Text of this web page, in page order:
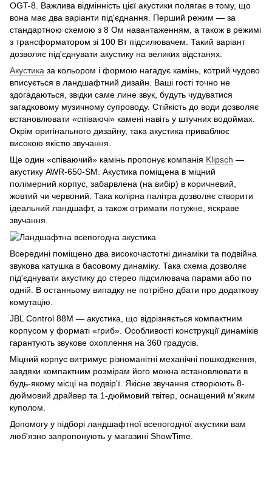
OGT-8. Важлива відмінність цієї акустики полягає в тому, що
вона має два варіанти під'єднання. Перший режим — за
стандартною схемою з 8 Ом навантаженням, а також в режимі
з трансформатором зі 100 Вт підсилювачем. Такий варіант
дозволяє під'єднувати акустику на великих відстанях.
Акустика за кольором і формою нагадує камінь, котрий чудово
вписується в ландшафтний дизайн. Ваші гості точно не
здогадаються, звідки саме лине звук, будуть чудуватися
загадковому музичному супроводу. Стійкість до води дозволяє
встановлювати «співаючі» камені навіть у штучних водоймах.
Окрім оригінального дизайну, така акустика приваблює
високою якістю звучання.
Ще один «співаючий» камінь пропонує компанія Klipsch —
акустику AWR-650-SM. Акустика поміщена в міцний
полімерний корпус, забарвлена (на вибір) в коричневий,
жовтий чи червоний. Така колірна палітра дозволяє створити
ідеальний ландшафт, а також отримати потужне, яскраве
звучання.
Всередині поміщено два високочастотні динаміки та подвійна
звукова катушка в басовому динаміку. Така схема дозволяє
під'єднувати акустику до стерео підсилювача парами або по
одній. В останньому випадку не потрібно дбати про додаткову
комутацію.
JBL Control 88M — акустика, що відрізняється компактним
корпусом у форматі «гриб». Особливості конструкції динаміків
гарантують звукове охоплення на 360 градусів.
Міцний корпус витримує різноманітні механічні пошкодження,
завдяки компактним розмірам його можна встановлювати в
будь-якому місці на подвір'ї. Якісне звучання створюють 8-
дюймовий драйвер та 1-дюймовий твітер, оснащений м'яким
куполом.
Допомогу у підборі ландшафтної всепогодної акустики вам
люб'язно запропонують у магазині ShowTime.